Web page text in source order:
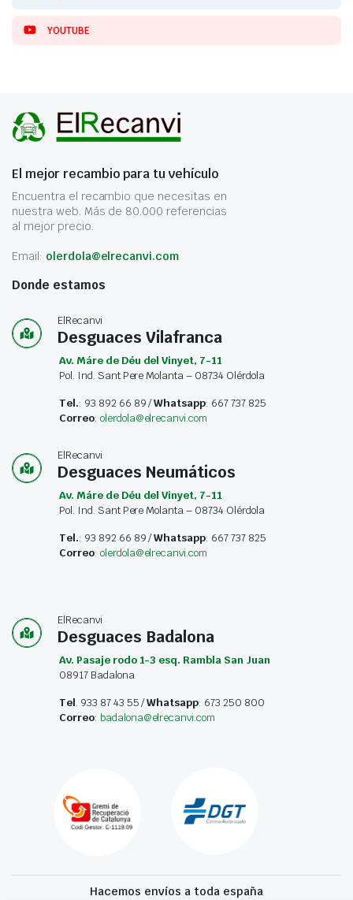
YOUTUBE
El mejor recambio para tu vehículo
Encuentra el recambio que necesitas en
nuestra web. Más de 80.000 referencias
al mejor precio.
Email: olerdola@elrecanvi.com
Donde estamos
ElRecanvi
Desguaces Vilafranca
Av. Máre de Déu del Vinyet, 7-11
Pol. Ind. Sant Pere Molanta – 08734 Olérdola
Tel.: 93 892 66 89 /Whatsapp: 667 737 825
Correo: olerdola@elrecanvi.com
ElRecanvi
Desguaces Neumáticos
Av. Máre de Déu del Vinyet, 7-11
Pol. Ind. Sant Pere Molanta – 08734 Olérdola
Tel.: 93 892 66 89 /Whatsapp: 667 737 825
Correo: olerdola@elrecanvi.com
ElRecanvi
Desguaces Badalona
Av. Pasaje rodo 1-3 esq. Rambla San Juan
08917 Badalona
Tel. 933 87 43 55 /Whatsapp: 673 250 800
Correo: badalona@elrecanvi.com
Hacemos envíos a toda españa